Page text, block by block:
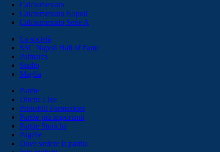
Calciomercato
Calciomercato Napoli
Calciomercato Serie A
La società
SSC Napoli Hall of Fame
Palmares
Stadio
Maglia
Partite
Diretta Live
Probabili Formazioni
Partite più importanti
Partite Storiche
Pagelle
Dove vedere la partita